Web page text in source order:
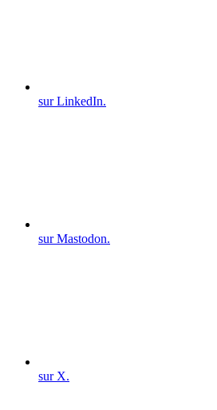
sur LinkedIn.
sur Mastodon.
sur X.